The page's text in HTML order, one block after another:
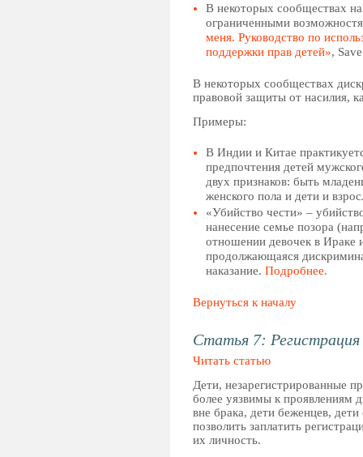
В некоторых сообществах
ограниченными
меня. Руководство по
поддержки прав детей»,
В некоторых сообществах
правовой защиты от насилия,
Примеры:
В Индии и Китае
предпочтения детей
двух признаков: быть
женского пола и дети и
«Убийство чести» –
нанесение семье позора
отношении девочек в Ираке
продолжающаяся
наказание. Подробнее.
Вернуться к началу
Статья 7:
Читать статью
Дети, незарегистрированные
более уязвимы к проявлениям
вне брака, дети беженцев,
позволить заплатить
их личность.